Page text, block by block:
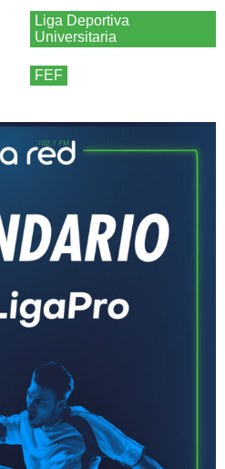
Liga Deportiva
Universitaria
FEF